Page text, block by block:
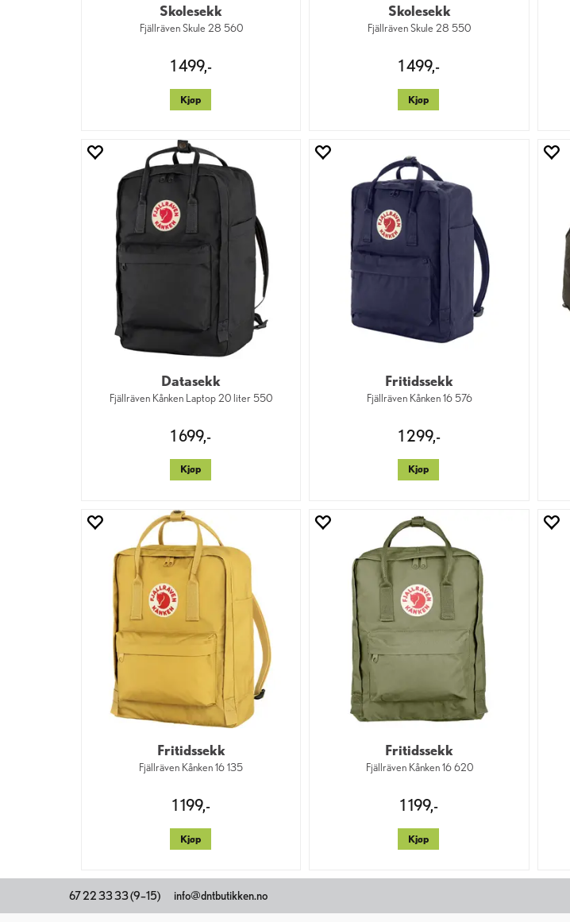
Skolesekk
Fjällräven Skule 28 560
1 499,-
Kjøp
Skolesekk
Fjällräven Skule 28 550
1 499,-
Kjøp
Datasekk
Fjällräven Kånken Laptop 20 liter 550
1 699,-
Kjøp
Fritidssekk
Fjällräven Kånken 16 576
1 299,-
Kjøp
Fritidssekk
Fjällräven Kånken 16 135
1 199,-
Kjøp
Fritidssekk
Fjällräven Kånken 16 620
1 199,-
Kjøp
67 22 33 33 (9–15) info@dntbutikken.no